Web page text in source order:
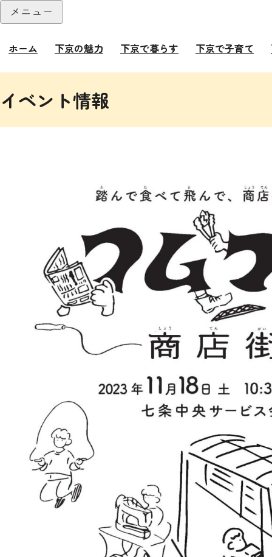
本文へ
メニュー
ホーム 下京の魅力 下京で暮らす 下京で子育て
イベント情報